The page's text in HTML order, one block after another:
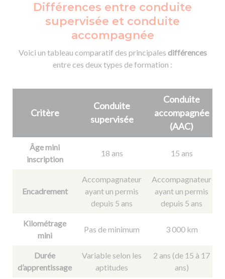
Différences entre conduite
supervisée et conduite
accompagnée
Voici un tableau comparatif des principales différences
entre ces deux types de formation :
Critère
Conduite
supervisée
Conduite
accompagnée
(AAC)
Âge mini
inscription
1 8 ans 15 ans
Encadrement
Accompagnateur
ayant un permis
depuis 5 ans
Accompagnateur
ayant un permis
depuis 5 ans
Kilométrage
mini
Pas de minimum 3 000 km
Durée
d’apprentissage
Variable selon les
aptitudes
2 ans (de 15 à 17
ans)